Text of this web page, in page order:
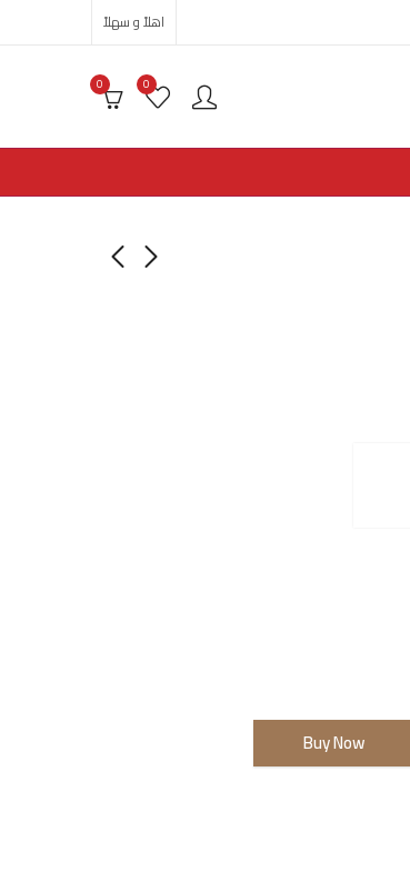
اهلاً و سهلاً
0
0
Buy Now